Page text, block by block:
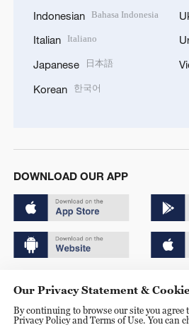
Indonesian Bahasa Indonesia
Italian Italiano
Japanese 日本語
Korean 한국어
DOWNLOAD OUR APP
京ICP备20000184号
Our Privacy Statement &
By continuing to browse our site you agree
Privacy Policy and Terms of Use. You can